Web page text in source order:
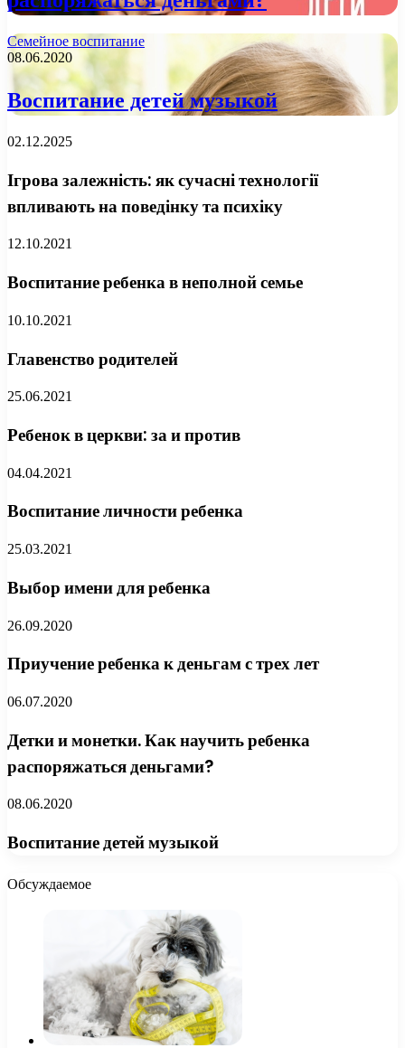
Семейное воспитание
08.06.2020
Воспитание детей музыкой
02.12.2025
Ігрова залежність: як сучасні технології
впливають на поведінку та психіку
12.10.2021
Воспитание ребенка в неполной семье
10.10.2021
Главенство родителей
25.06.2021
Ребенок в церкви: за и против
04.04.2021
Воспитание личности ребенка
25.03.2021
Выбор имени для ребенка
26.09.2020
Приучение ребенка к деньгам с трех лет
06.07.2020
Детки и монетки. Как научить ребенка
распоряжаться деньгами?
08.06.2020
Воспитание детей музыкой
Обсуждаемое